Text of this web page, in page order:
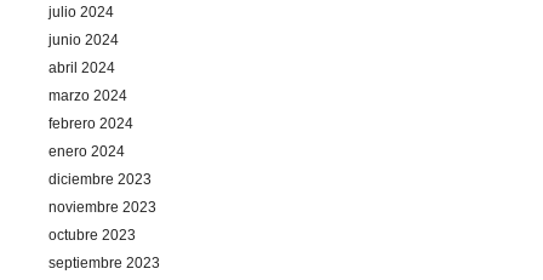
julio 2024
junio 2024
abril 2024
marzo 2024
febrero 2024
enero 2024
diciembre 2023
noviembre 2023
octubre 2023
septiembre 2023